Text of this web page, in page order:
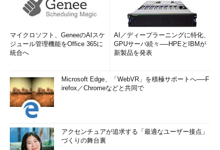
マイクロソフト、GeneeのAIスケ
ジュール管理機能をOffice 365に
統合へ
AI／ディープラーニングに特化、
GPUサーバ続々──HPEとIBMが
新製品を発表
Microsoft Edge、「WebVR」を積極サポートへ──F
irefox／Chromeなどと共同で
アクセンチュアが追求する「最適なユーザー接点」
づくりの舞台裏